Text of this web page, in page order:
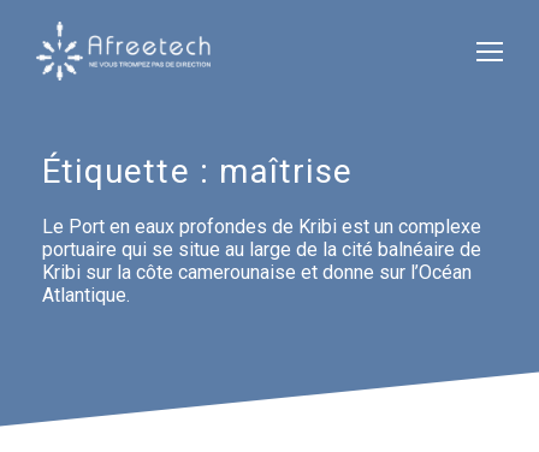
Étiquette : maîtrise
Le Port en eaux profondes de Kribi est un complexe
portuaire qui se situe au large de la cité balnéaire de
Kribi sur la côte camerounaise et donne sur l’Océan
Atlantique.